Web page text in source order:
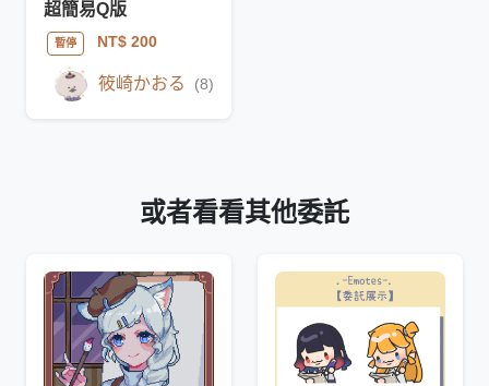
超簡易Q版
暫停 NT$ 200
筱崎かおる (8)
或者看看其他委託